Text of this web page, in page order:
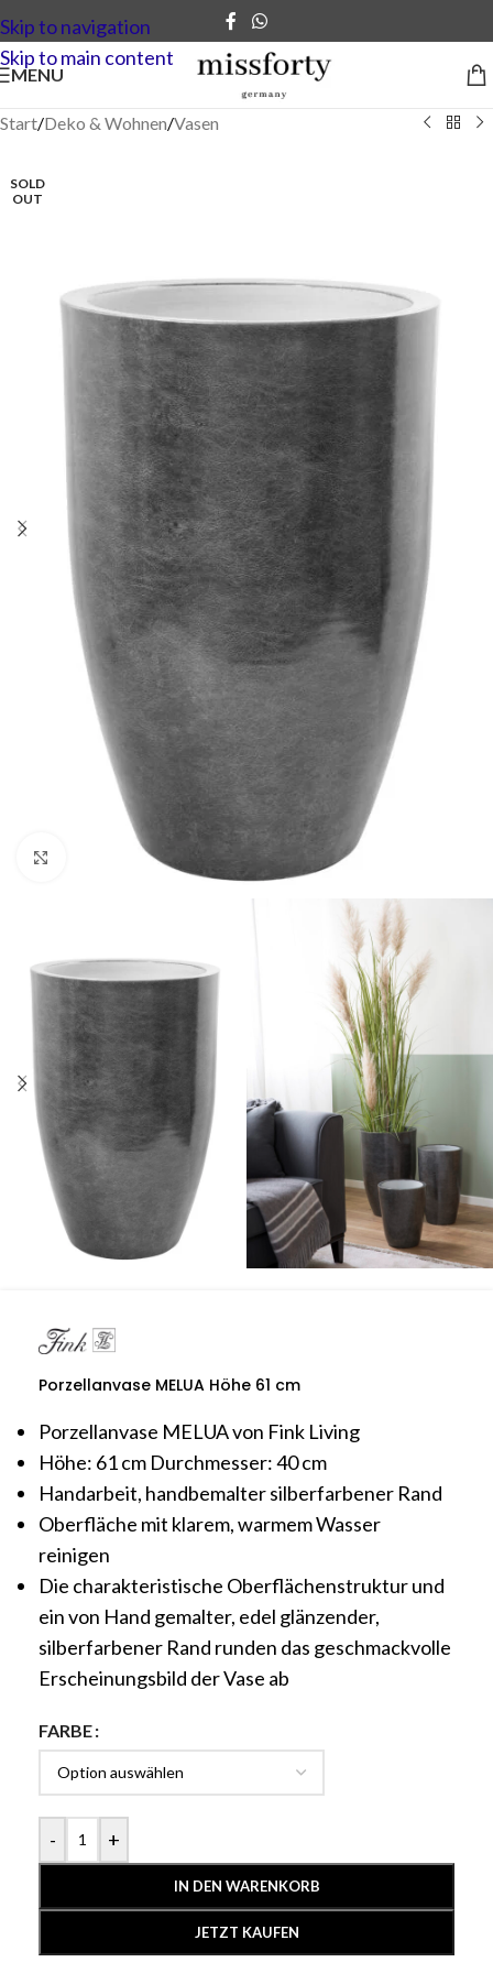
Skip to navigation
Skip to main content
MENU
Start/Deko & Wohnen/Vasen
SOLD
OUT
Click to enlarge
Porzellanvase MELUA Höhe 61 cm
Porzellanvase MELUA von Fink Living
Höhe: 61 cm Durchmesser: 40 cm
Handarbeit, handbemalter silberfarbener Rand
Oberfläche mit klarem, warmem Wasser
reinigen
Die charakteristische Oberflächenstruktur und
ein von Hand gemalter, edel glänzender,
silberfarbener Rand runden das geschmackvolle
Erscheinungsbild der Vase ab
FARBE
- +
IN DEN WARENKORB
JETZT KAUFEN